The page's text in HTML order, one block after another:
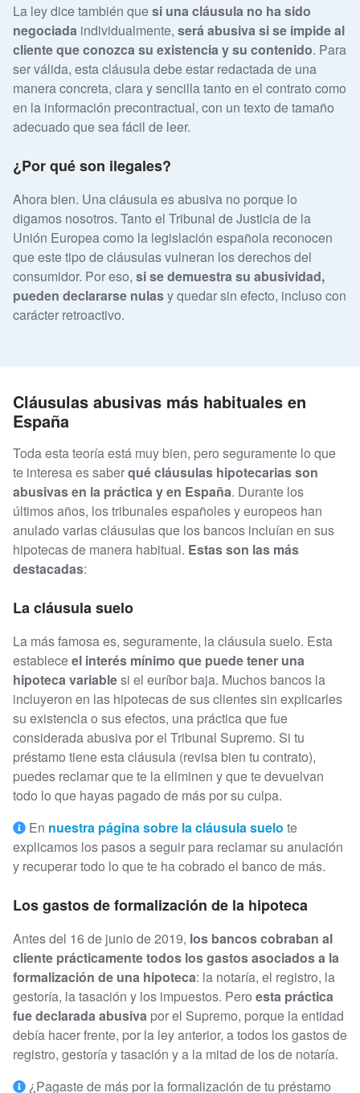
La ley dice también quesi una cláusula no ha sido
negociada individualmente, será abusiva si se impide al
cliente que conozca su existencia y su contenido. Para
ser válida, esta cláusula debe estar redactada de una
manera concreta, clara y sencilla tanto en el contrato como
en la información precontractual, con un texto de tamaño
adecuado que sea fácil de leer.
¿Por qué son ilegales?
Ahora bien. Una cláusula es abusiva no porque lo
digamos nosotros. Tanto el Tribunal de Justicia de la
Unión Europea como la legislación española reconocen
que este tipo de cláusulas vulneran los derechos del
consumidor. Por eso, si se demuestra su abusividad,
pueden declararse nulasy quedar sin efecto, incluso con
carácter retroactivo.
Cláusulas abusivas más habituales en
España
Toda esta teoría está muy bien, pero seguramente lo que
te interesa es saberqué cláusulas hipotecarias son
abusivas en la práctica y en España. Durante los
últimos años, los tribunales españoles y europeos han
anulado varias cláusulas que los bancos incluían en sus
hipotecas de manera habitual. Estas son las más
destacadas:
La cláusula suelo
La más famosa es, seguramente, la cláusula suelo. Esta
estableceel interés mínimo que puede tener una
hipoteca variablesi el euríbor baja. Muchos bancos la
incluyeron en las hipotecas de sus clientes sin explicarles
su existencia o sus efectos, una práctica que fue
considerada abusiva por el Tribunal Supremo. Si tu
préstamo tiene esta cláusula (revisa bien tu contrato),
puedes reclamar que te la eliminen y que te devuelvan
todo lo que hayas pagado de más por su culpa.
En nuestra página sobre la cláusula suelo te
explicamos los pasos a seguir para reclamar su anulación
y recuperar todo lo que te ha cobrado el banco de más.
Los gastos de formalización de la hipoteca
Antes del 16 de junio de 2019, los bancos cobraban al
cliente prácticamente todos los gastos asociados a la
formalización de una hipoteca: la notaría, el registro, la
gestoría, la tasación y los impuestos. Pero esta práctica
fue declarada abusiva por el Supremo, porque la entidad
debía hacer frente, por la ley anterior, a todos los gastos de
registro, gestoría y tasación y a la mitad de los de notaría.
¿Pagaste de más por la formalización de tu préstamo